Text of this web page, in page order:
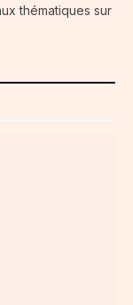
thématiques sur